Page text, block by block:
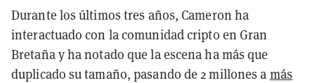
Durante los últimos tres años, Cameron ha
interactuado con la comunidad cripto en Gran
Bretaña y ha notado que la escena ha más que
duplicado su tamaño, pasando de 2 millones a más